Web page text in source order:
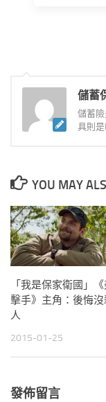
儲蓄
儲蓄
具則
YOU MAY
「我是保家衛國」
擊手》主角：後悔沒
人
2015-01-25
發佈留言